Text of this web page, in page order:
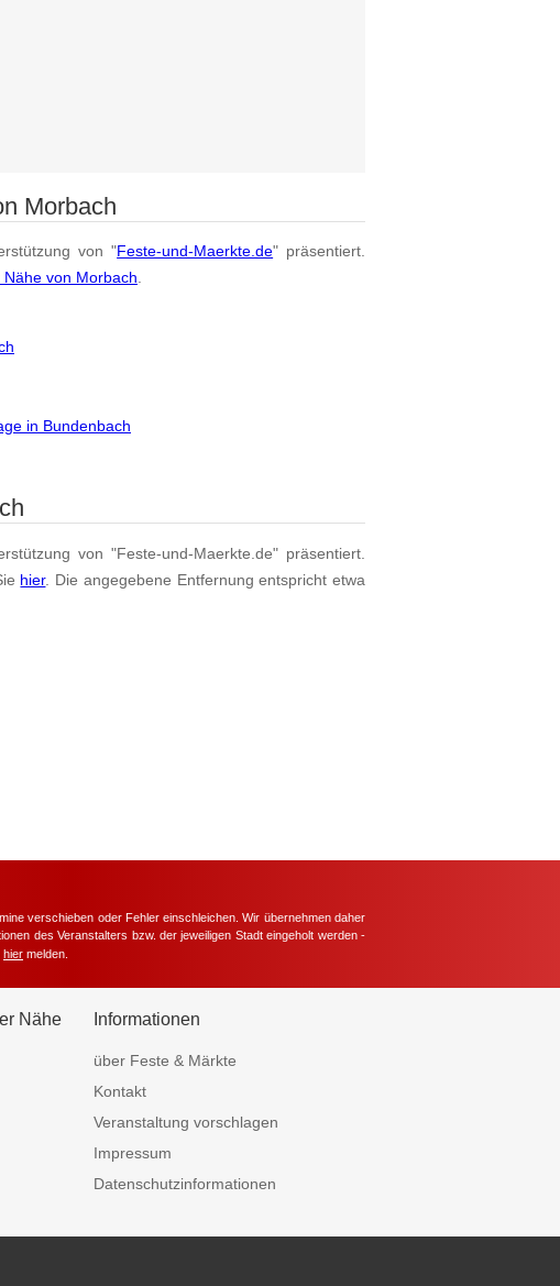
Morbach
von "Feste-und-Maerkte.de" präsentiert.
von Morbach.
in Bundenbach
von "Feste-und-Maerkte.de" präsentiert.
hier. Die angegebene Entfernung entspricht etwa
verschieben oder Fehler einschleichen. Wir übernehmen daher
des Veranstalters bzw. der jeweiligen Stadt eingeholt werden -
hier melden.
Nähe Informationen
über Feste & Märkte
Kontakt
Veranstaltung vorschlagen
Impressum
Datenschutzinformationen